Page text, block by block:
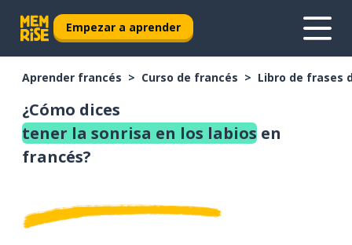
Empezar a aprender
Aprender francés Curso de francés Libro de frases
¿Cómo dices
tener la sonrisa en los labios en
francés?